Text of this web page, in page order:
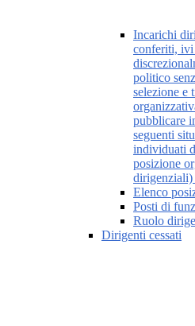
Incarichi
conferiti,
politico
selezione e
pubblicare
seguenti
individuati
posizione
dirigenziali)
Elenco
Posti di
Ruolo
Dirigenti cessati